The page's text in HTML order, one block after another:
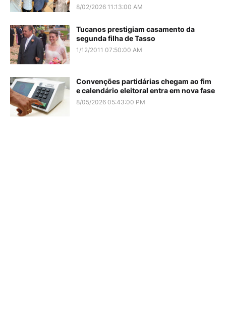
8/02/2026 11:13:00 AM
Tucanos prestigiam casamento da
segunda filha de Tasso
1/12/2011 07:50:00 AM
Convenções partidárias chegam ao fim
e calendário eleitoral entra em nova fase
8/05/2026 05:43:00 PM